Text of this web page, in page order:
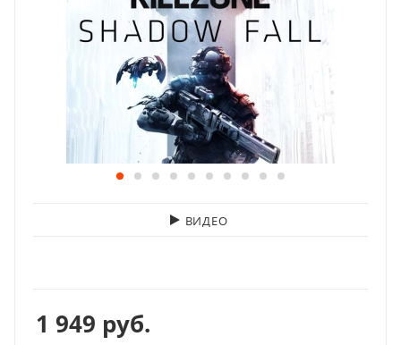
ВИДЕО
1 949 руб.